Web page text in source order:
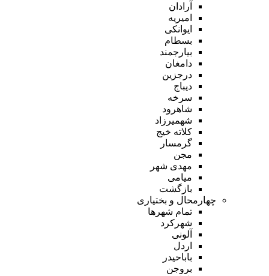
آرادان
امیریه
ایوانکی
بسطام
بیارجمند
دامغان
درجزین
دیباج
سرخه
شاهرود
شهمیرزاد
کلاته خیج
گرمسار
مجن
مهدی شهر
میامی
بازگشت
چهارمحال و بختیاری
تمام شهر‌ها
شهرکرد
آلونی
اردل
باباحیدر
بروجن